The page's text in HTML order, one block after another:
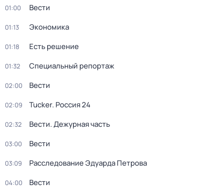
01:00 Вести
01:13 Экономика
01:18 Есть решение
01:32 Специальный репортаж
02:00 Вести
02:09 Tucker. Россия 24
02:32 Вести. Дежурная часть
03:00 Вести
03:09 Расследование Эдуарда Петрова
04:00 Вести